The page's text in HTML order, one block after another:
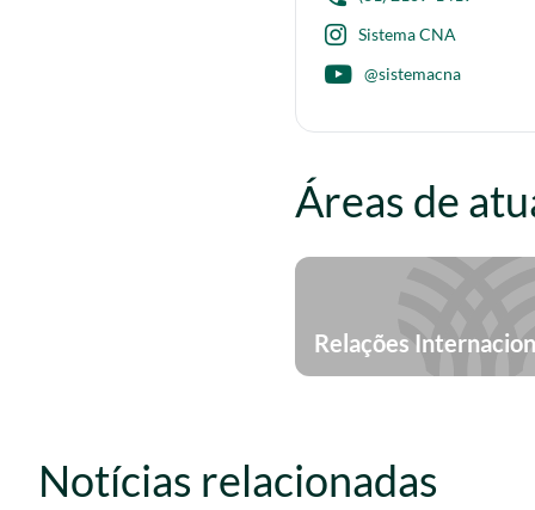
Sistema CNA
@sistemacna
Áreas de
Relações
Notícias relacionadas